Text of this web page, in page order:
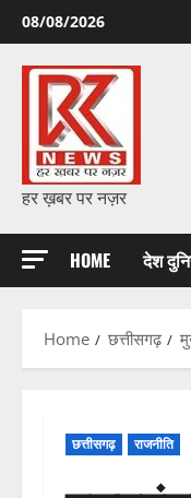
Skip
to
content
08/08/2026
हर ख़बर पर नज़र
HOME देश
Home छत्तीसगढ़
छत्तीसगढ़ राजनीति